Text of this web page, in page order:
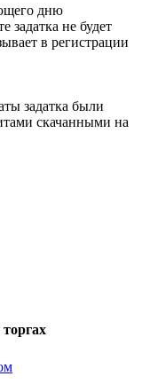
дню
задатка не будет
в регистрации
задатка были
скачанными на